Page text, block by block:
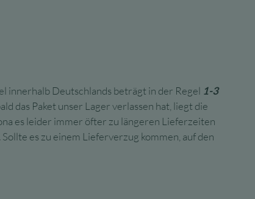
innerhalb Deutschlands beträgt in der Regel 1-3
das Paket unser Lager verlassen hat, liegt die
es leider immer öfter zu längeren Lieferzeiten
es zu einem Lieferverzug kommen, auf den